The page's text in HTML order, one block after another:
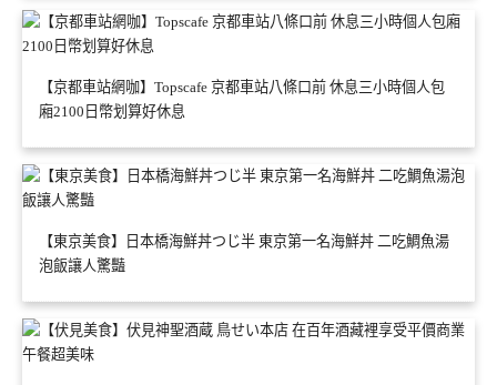
【京都車站網咖】Topscafe 京都車站八條口前 休息三小時個人包
廂2100日幣划算好休息
【東京美食】日本橋海鮮丼つじ半 東京第一名海鮮丼 二吃鯛魚湯
泡飯讓人驚豔